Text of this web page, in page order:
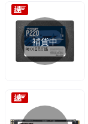
補貨中